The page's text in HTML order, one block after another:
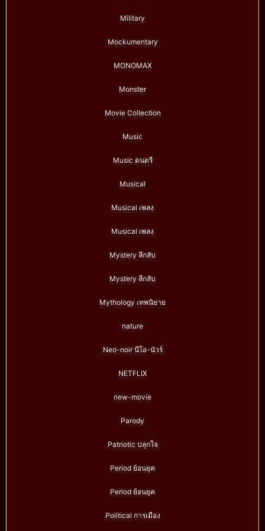
Military
Mockumentary
MONOMAX
Monster
Movie Collection
Music
Music ดนตรี
Musical
Musical เพลง
Musical เพลง
Mystery ลึกลับ
Mystery ลึกลับ
Mythology เทพนิยาย
nature
Neo-noir นีโอ-นัวร์
NETFLIX
new-movie
Parody
Patriotic ปลุกใจ
Period ย้อนยุค
Period ย้อนยุค
Political การเมือง